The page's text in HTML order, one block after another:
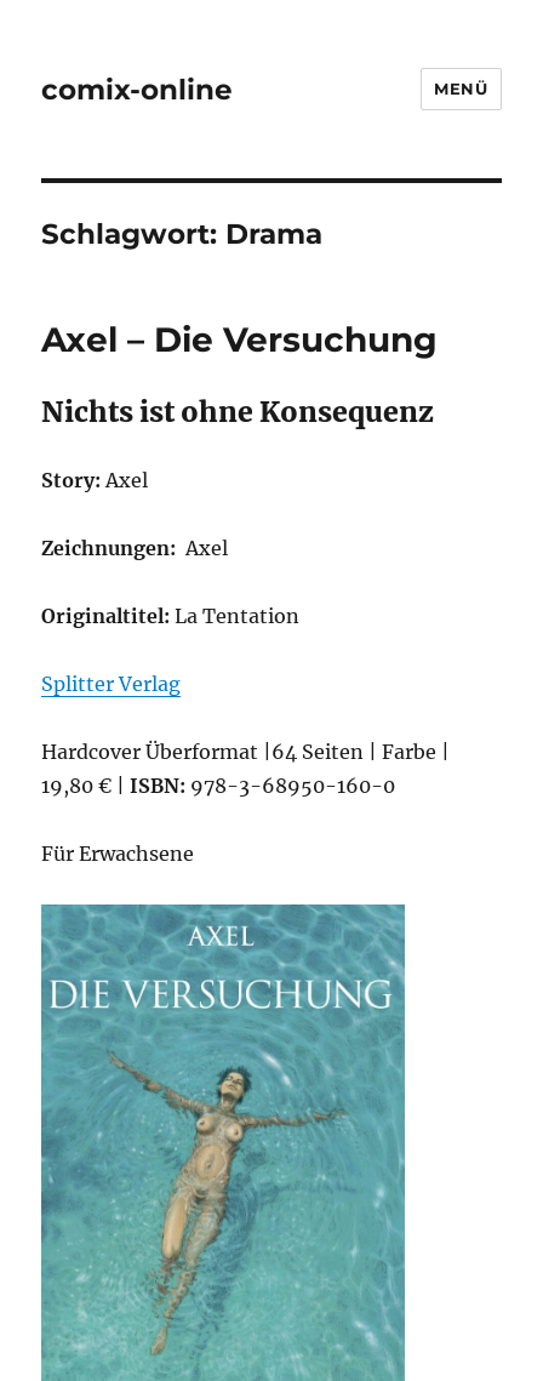
comix-online MENÜ
Schlagwort: Drama
Axel – Die Versuchung
Nichts ist ohne Konsequenz
Story:Axel
Zeichnungen: Axel
Originaltitel:La Tentation
Splitter Verlag
Hardcover Überformat |64 Seiten | Farbe |
19,80 € |ISBN: 978-3-68950-160-0
Für Erwachsene